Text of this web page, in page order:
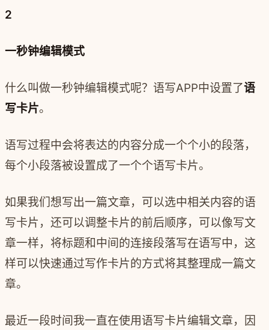
2
一秒钟编辑模式
什么叫做一秒钟编辑模式呢？语写APP中设置了语
写卡片。
语写过程中会将表达的内容分成一个个小的段落，
每个小段落被设置成了一个个语写卡片。
如果我们想写出一篇文章，可以选中相关内容的语
写卡片，还可以调整卡片的前后顺序，可以像写文
章一样，将标题和中间的连接段落写在语写中，这
样可以快速通过写作卡片的方式将其整理成一篇文
章。
最近一段时间我一直在使用语写卡片编辑文章，因